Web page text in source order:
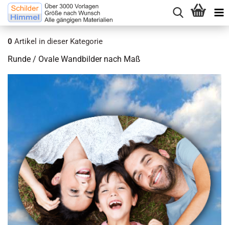
0 Artikel in dieser Kategorie
Runde / Ovale Wandbilder nach Maß